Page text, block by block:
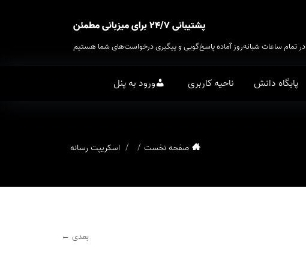
پشتیبانی ۲۴/۷ برای میزبانی مطمئن
در تمام ساعات شبانه‌روز آماده پاسخ‌گویی و پیگیری درخواست‌های شما هستیم
پایگاه دانش ناحیه کاربری ورود به پنل
صفحه نخست اسکریپت رسانه
بعدی ←